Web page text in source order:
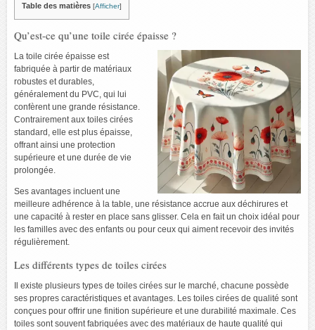
Table des matières [Afficher]
Qu’est-ce qu’une toile cirée épaisse ?
La toile cirée épaisse est
fabriquée à partir de matériaux
robustes et durables,
généralement du PVC, qui lui
confèrent une grande résistance.
Contrairement aux toiles cirées
standard, elle est plus épaisse,
offrant ainsi une protection
supérieure et une durée de vie
prolongée.
Ses avantages incluent une
meilleure adhérence à la table, une résistance accrue aux déchirures et
une capacité à rester en place sans glisser. Cela en fait un choix idéal pour
les familles avec des enfants ou pour ceux qui aiment recevoir des invités
régulièrement.
Les différents types de toiles cirées
Il existe plusieurs types de toiles cirées sur le marché, chacune possède
ses propres caractéristiques et avantages. Les toiles cirées de qualité sont
conçues pour offrir une finition supérieure et une durabilité maximale. Ces
toiles sont souvent fabriquées avec des matériaux de haute qualité qui